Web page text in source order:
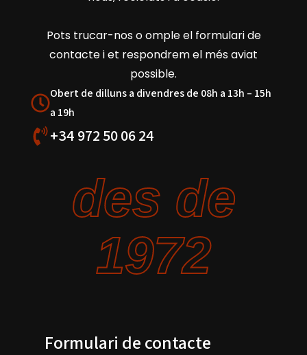
Pots trucar-nos o omple el formulari de
contacte i et respondrem el més aviat
possible.
Obert de dilluns a divendres de 08h a 13h – 15h
a 19h
+34 972 50 06 24
des de
1972
Formulari de contacte